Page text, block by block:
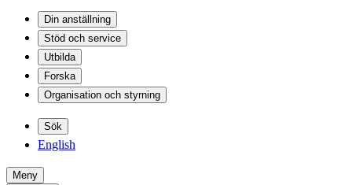
Din anställning
Stöd och service
Utbilda
Forska
Organisation och styrning
Sök
English
Meny